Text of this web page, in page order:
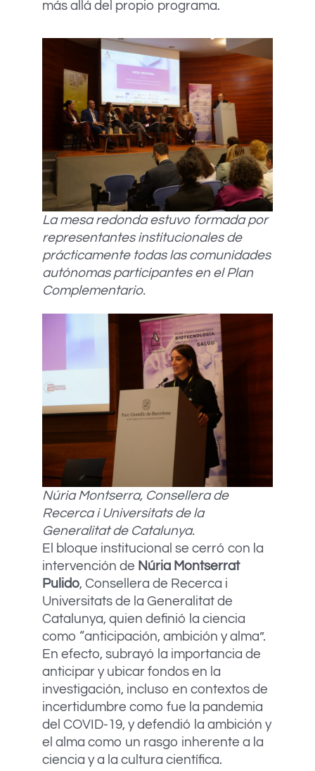
más allá del propio programa.
La mesa redonda estuvo formada por
representantes institucionales de
prácticamente todas las comunidades
autónomas participantes en el Plan
Complementario.
Núria Montserra, Consellera de
Recerca i Universitats de la
Generalitat de Catalunya.
El bloque institucional se cerró con la
intervención de Núria Montserrat
Pulido, Consellera de Recerca i
Universitats de la Generalitat de
Catalunya, quien definió la ciencia
como “anticipación, ambición y alma”.
En efecto, subrayó la importancia de
anticipar y ubicar fondos en la
investigación, incluso en contextos de
incertidumbre como fue la pandemia
del COVID-19, y defendió la ambición y
el alma como un rasgo inherente a la
ciencia y a la cultura científica.